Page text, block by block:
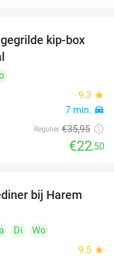
37%
kip-box
9.3 star
7 min. directions_car
Regulier €35,95
€22,50
45%
bij Harem
Di
Wo
9.5 star